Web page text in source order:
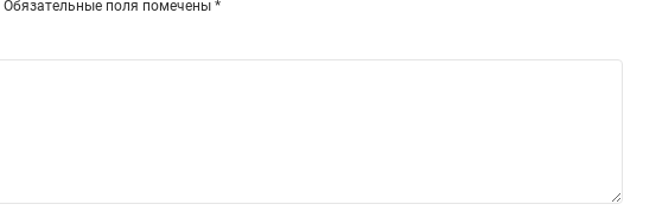
Обязательные поля помечены *